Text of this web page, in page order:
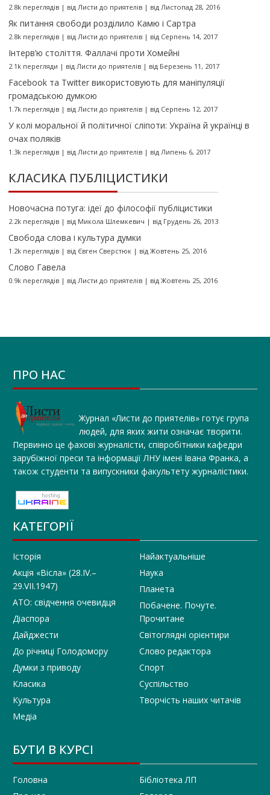
2.8k переглядів| від Листи до приятелів| від Листопад 28, 2016
Як питання свободи розділило Камю і Сартра
2.8k переглядів| від Листи до приятелів| від Серпень 14, 2017
Інтерв’ю століття. Фаллачі проти Хомейні
2.1k перегляди | від Листи до приятелів| від Березень 11, 2017
Facebook та Twitter використовують для маніпуляції
громадською думкою
1.7k переглядів| від Листи до приятелів| від Серпень 12, 2017
У колі моральної й політичної сліпоти: Україна й українці в
очах поляків
1.3k переглядів| від Листи до приятелів| від Липень 6, 2017
КЛАСИКА ПУБЛІЦИСТИКИ
Новочасна потуга: ідеї до філософії публіцистики
2.2k переглядів| від Микола Шлемкевич | від Грудень 26, 2013
Свобода слова і культура думки
1.2k переглядів| від Євген Сверстюк| від Жовтень 25, 2016
Слово Гавела
0.9k переглядів| від Листи до приятелів| від Жовтень 25, 2016
ПРО НАС
Журнал «Листи до приятелів» готує група
людей, для яких жити означає творити.
Первинно це фахові журналісти, співробітники кафедри
зарубіжної преси та інформації ЛНУ імені Івана Франка, а
також студенти та випускники факультету журналістики.
КАТЕГОРІЇ
Історія
Акція «Вісла» (28.IV.–
29.VII.1947)
АТО: свідчення очевидця
Діаспора
Дайджести
До річниці Голодомору
Думки з приводу
Класика
Культура
Медіа
Найактуальніше
Наука
Планета
Побачене. Почуте.
Прочитане
Світоглядні орієнтири
Слово редактора
Спорт
Суспільство
Творчість наших читачів
БУТИ В КУРСІ
Головна
Бібліотека ЛП